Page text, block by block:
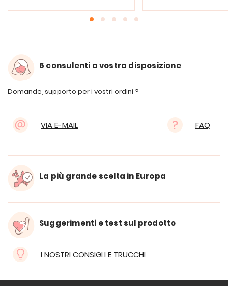
6 consulenti a vostra disposizione
Domande, supporto per i vostri ordini ?
VIA E-MAIL FAQ
La più grande scelta in Europa
Suggerimenti e test sul prodotto
I NOSTRI CONSIGLI E TRUCCHI